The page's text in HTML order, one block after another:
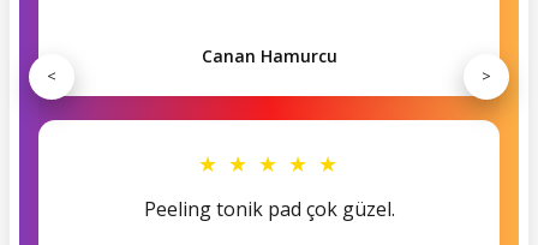
Canan Hamurcu
★ ★ ★ ★ ★
Peeling tonik pad çok güzel.
< >